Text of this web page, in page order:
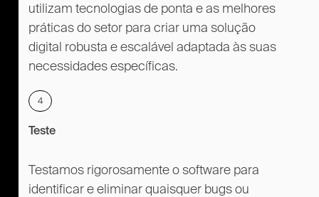
utilizam tecnologias de ponta e as melhores
práticas do setor para criar uma solução
digital robusta e escalável adaptada às suas
necessidades específicas.
4
Teste
Testamos rigorosamente o software para
identificar e eliminar quaisquer bugs ou